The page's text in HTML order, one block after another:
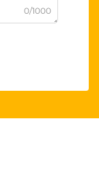
0/1000